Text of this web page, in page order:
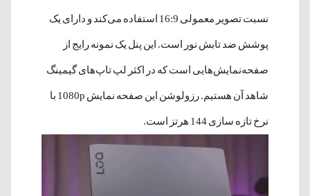
نسبت تصویر معمولی 16:9 استفاده می‌کند و دارای یک
پوشش ضد تابش نور است. این پنل یک نمونه‌ رایج از
صفحه‌نمایش‌هایی است که در اکثر لپ تاپ‌های گیمینگ
شاهد آن هستیم. رزولوشن این صفحه نمایش 1080p با
نرخ تازه سازی 144 هرتز است.